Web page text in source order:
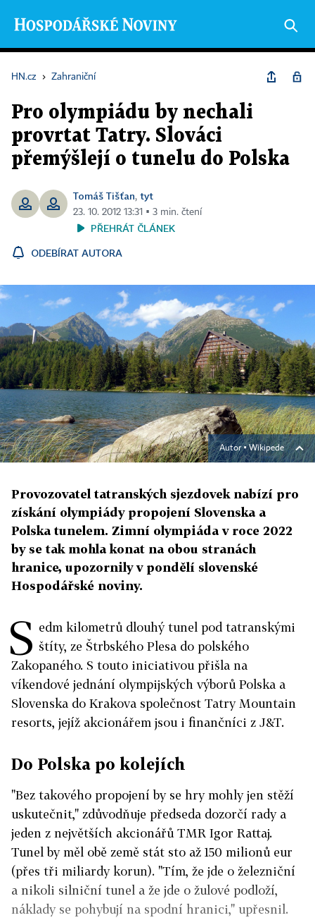
HN.cz › Zahraniční
Pro olympiádu by nechali
provrtat Tatry. Slováci
přemýšlejí o tunelu do Polska
Tomáš Tišťan, tyt
23. 10. 2012 13:31 ▪ 3 min. čtení
PŘEHRÁT ČLÁNEK
ODEBÍRAT AUTORA
Autor ▪Wikipede
Provozovatel tatranských sjezdovek nabízí pro
získání olympiády propojení Slovenska a
Polska tunelem. Zimní olympiáda v roce 2022
by se tak mohla konat na obou stranách
hranice, upozornily v pondělí slovenské
Hospodářské noviny.
S edm kilometrů dlouhý tunel pod tatranskými
štíty, ze Štrbského Plesa do polského
Zakopaného. S touto iniciativou přišla na
víkendové jednání olympijských výborů Polska a
Slovenska do Krakova společnost Tatry Mountain
resorts, jejíž akcionářem jsou i finančníci z J&T.
Do Polska po kolejích
"Bez takového propojení by se hry mohly jen stěží
uskutečnit," zdůvodňuje předseda dozorčí rady a
jeden z největších akcionářů TMR Igor Rattaj.
Tunel by měl obě země stát sto až 150 milionů eur
(přes tři miliardy korun). "Tím, že jde o železniční
a nikoli silniční tunel a že jde o žulové podloží,
náklady se pohybují na spodní hranici," upřesnil.